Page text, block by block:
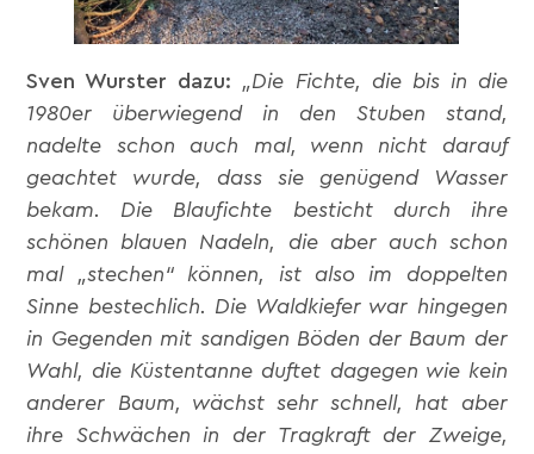
Sven Wurster dazu:
„Die Fichte, die bis in die
1980er überwiegend in den Stuben stand,
nadelte schon auch mal, wenn nicht darauf
geachtet wurde, dass sie genügend Wasser
bekam. Die Blaufichte besticht durch ihre
schönen blauen Nadeln, die aber auch schon
mal „stechen“ können, ist also im doppelten
Sinne bestechlich. Die Waldkiefer war hingegen
in Gegenden mit sandigen Böden der Baum der
Wahl, die Küstentanne duftet dagegen wie kein
anderer Baum, wächst sehr schnell, hat aber
ihre Schwächen in der Tragkraft der Zweige,